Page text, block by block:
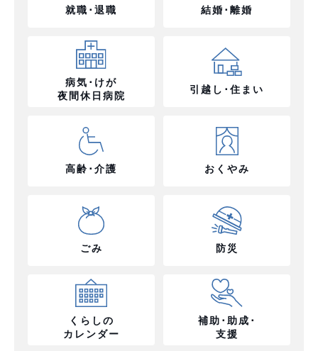
就職･退職 結婚･離婚
病気･けが
夜間休日病院
引越し･住まい
高齢･介護 おくやみ
ごみ 防災
くらしの
カレンダー
補助･助成･
支援